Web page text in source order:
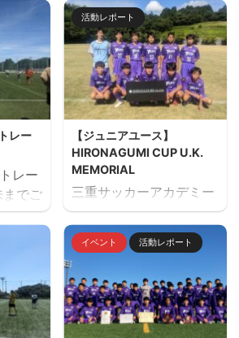
レー
レー
までご
りが
トレ
サッ
活動レポート
【ジュニアユース】
HIRONAGUMI CUP U.K.
MEMORIAL
三重サッカーアカデミー
主催でU14のサッカーフ
ェスティバル
「HIRONAGUMI CUP
催しました。 ２日間天然
芝２面で対戦しました。
優勝：レイジェンド滋賀
イベント 活動レポート